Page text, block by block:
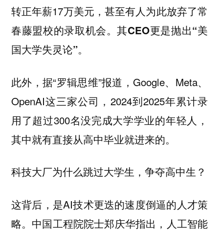
转正年薪17万美元，甚至有人为此放弃了常
春藤盟校的录取机会。其CEO更是抛出“美
国大学失灵论”。
此外，据“罗辑思维”报道，Google、Meta、
OpenAI这三家公司，2024到2025年累计录
用了超过300名没完成大学学业的年轻人，
其中就有直接从高中毕业就进来的。
科技大厂为什么跳过大学生，争夺高中生？
这背后，是AI技术更迭的速度倒逼的人才策
略。中国工程院院士郑庆华指出， 人工智能